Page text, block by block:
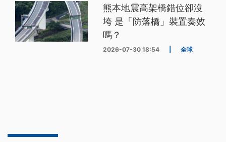
熊本地震高架橋錯位卻沒
垮 是「防落橋」裝置奏效
嗎？
2026-07-30 18:54 全球